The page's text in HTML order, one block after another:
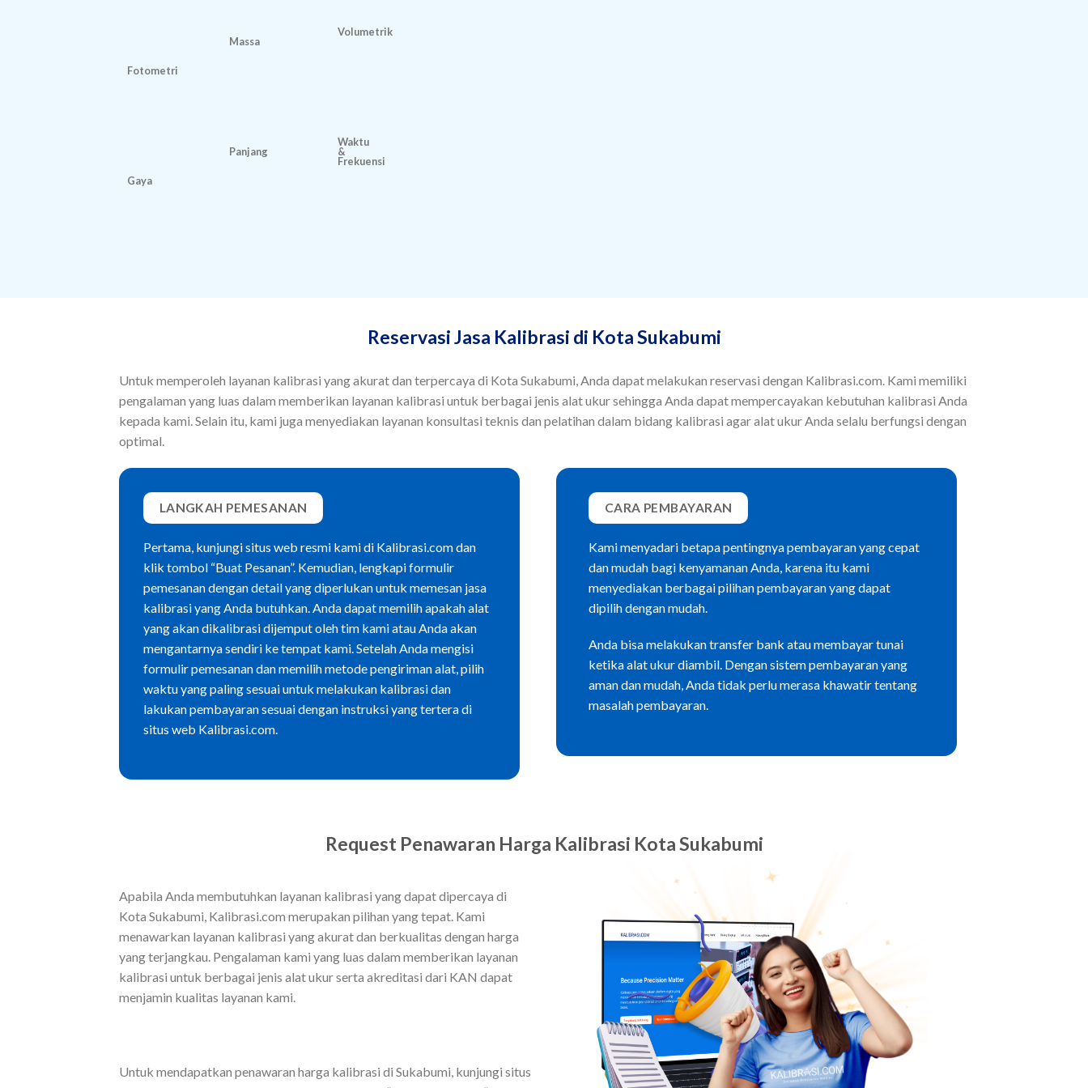
Fotometri
Gaya
Massa
Panjang
Volumetrik
Waktu
&
Frekuensi
Reservasi Jasa Kalibrasi di Kota Sukabumi
Untuk memperoleh layanan kalibrasi yang akurat dan terpercaya di Kota Sukabumi, Anda dapat melakukan reservasi dengan Kalibrasi.com. Kami memiliki
pengalaman yang luas dalam memberikan layanan kalibrasi untuk berbagai jenis alat ukur sehingga Anda dapat mempercayakan kebutuhan kalibrasi Anda
kepada kami. Selain itu, kami juga menyediakan layanan konsultasi teknis dan pelatihan dalam bidang kalibrasi agar alat ukur Anda selalu berfungsi dengan
optimal.
LANGKAH PEMESANAN
Pertama, kunjungi situs web resmi kami di Kalibrasi.com dan
klik tombol “Buat Pesanan”. Kemudian, lengkapi formulir
pemesanan dengan detail yang diperlukan untuk memesan jasa
kalibrasi yang Anda butuhkan. Anda dapat memilih apakah alat
yang akan dikalibrasi dijemput oleh tim kami atau Anda akan
mengantarnya sendiri ke tempat kami. Setelah Anda mengisi
formulir pemesanan dan memilih metode pengiriman alat, pilih
waktu yang paling sesuai untuk melakukan kalibrasi dan
lakukan pembayaran sesuai dengan instruksi yang tertera di
situs web Kalibrasi.com.
CARA PEMBAYARAN
Kami menyadari betapa pentingnya pembayaran yang cepat
dan mudah bagi kenyamanan Anda, karena itu kami
menyediakan berbagai pilihan pembayaran yang dapat
dipilih dengan mudah.
Anda bisa melakukan transfer bank atau membayar tunai
ketika alat ukur diambil. Dengan sistem pembayaran yang
aman dan mudah, Anda tidak perlu merasa khawatir tentang
masalah pembayaran.
Request Penawaran Harga Kalibrasi Kota Sukabumi
Apabila Anda membutuhkan layanan kalibrasi yang dapat dipercaya di
Kota Sukabumi, Kalibrasi.com merupakan pilihan yang tepat. Kami
menawarkan layanan kalibrasi yang akurat dan berkualitas dengan harga
yang terjangkau. Pengalaman kami yang luas dalam memberikan layanan
kalibrasi untuk berbagai jenis alat ukur serta akreditasi dari KAN dapat
menjamin kualitas layanan kami.
Untuk mendapatkan penawaran harga kalibrasi di Sukabumi, kunjungi situs